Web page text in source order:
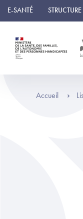
Panneau de gestion
E-SANTÉ
Accueil